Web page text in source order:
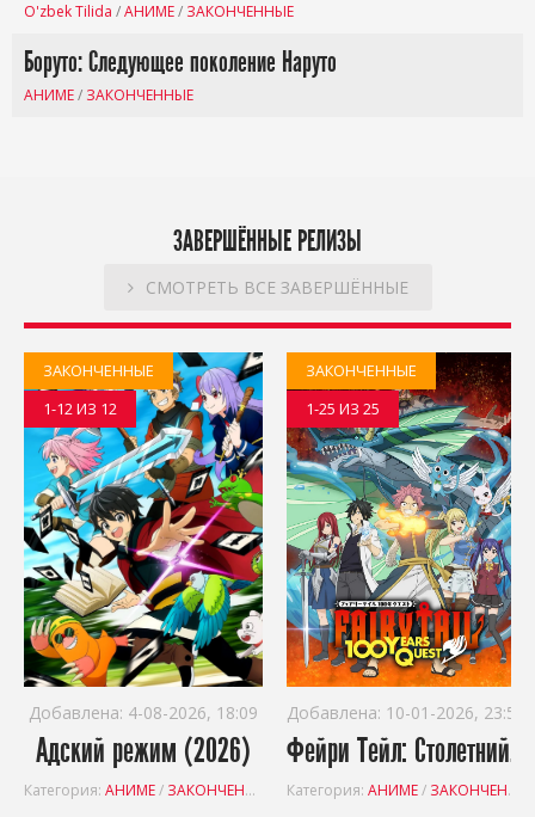
O'zbek Tilida /АНИМЕ/ ЗАКОНЧЕННЫЕ
Боруто: Следующее поколение Наруто
АНИМЕ/ ЗАКОНЧЕННЫЕ
ЗАВЕРШЁННЫЕ РЕЛИЗЫ
СМОТРЕТЬ ВСЕ ЗАВЕРШЁННЫЕ
ЗАКОНЧЕННЫЕ
1-12 ИЗ 12
Добавлена: 4-08-2026, 18:09
Адский режим (2026)
Категория: АНИМЕ/ ЗАКОНЧЕННЫЕ
ЗАКОНЧЕННЫЕ
1-25 ИЗ 25
Добавлена: 10-01-2026, 23:57
Фейри Тейл: Столетний квест (2024)
Категория: АНИМЕ/ ЗАКОНЧЕННЫЕ